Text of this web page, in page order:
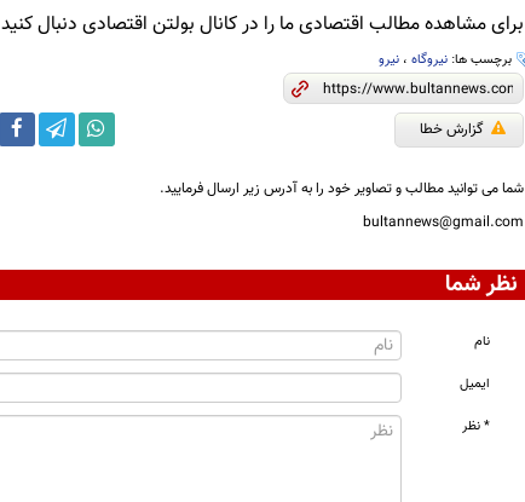
برای مشاهده مطالب اقتصادی ما را در کانال بولتن اقتصادی دنبال کنید
برچسب ها: نیروگاه، نیرو
گزارش خطا
شما می توانید مطالب و تصاویر خود را به آدرس زیر ارسال فرمایید.
bultannews@gmail.com
نظر شما
نام
ایمیل
* نظر